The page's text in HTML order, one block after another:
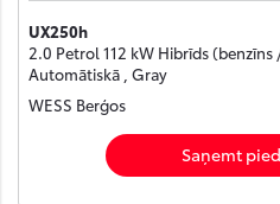
UX250h
2.0 Petrol 112 kW Hibrīds
Automātiskā , Gray
WESS Berģos
Saņemt